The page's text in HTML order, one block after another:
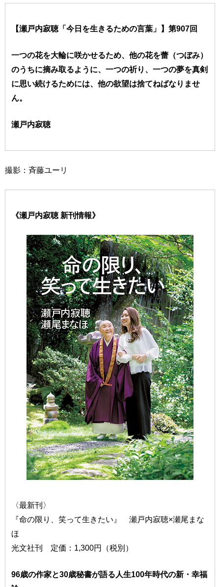
【瀬戸内寂聴「今日を生きるための言葉」】第907回
一つの花を大輪に咲かせるため、他の花を蕾（つぼみ）
のうちに摘み取るように、一つの祈り、一つの夢を真剣
に思い続けるためには、他の欲望は捨てねばなりませ
ん。
瀬戸内寂聴
撮影：斉藤ユーリ
《瀬戸内寂聴 新刊情報》
〈最新刊〉
『命の限り、笑って生きたい』 瀬戸内寂聴×瀬尾まな
ほ
光文社刊 定価：1,300円（税別）
96歳の作家と30歳秘書が語る人生100年時代の新・幸福